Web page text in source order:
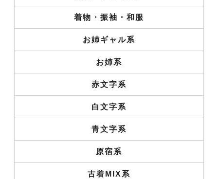
着物・振袖・和服
お姉ギャル系
お姉系
赤文字系
白文字系
青文字系
原宿系
古着MIX系